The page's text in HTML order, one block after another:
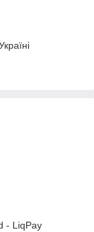
- LiqPay